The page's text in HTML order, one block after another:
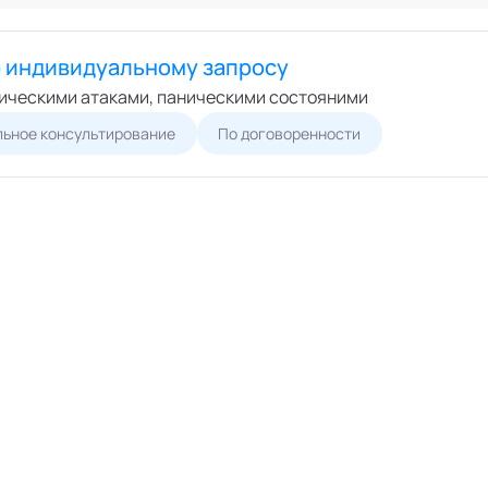
организации
Офлайн
запросу
атаками, паническими состояними
консультирование По договоренности